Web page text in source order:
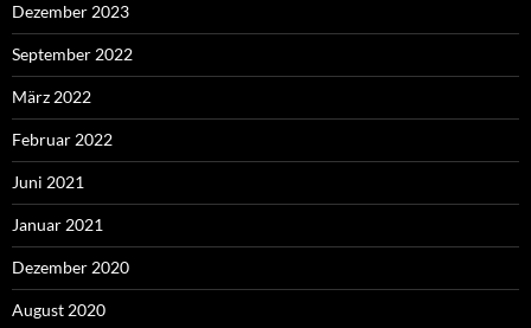
Dezember 2023
September 2022
März 2022
Februar 2022
Juni 2021
Januar 2021
Dezember 2020
August 2020